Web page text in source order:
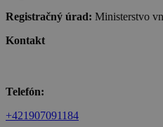
Registračný úrad: Ministerstvo
Kontakt
Telefón:
+421907091184